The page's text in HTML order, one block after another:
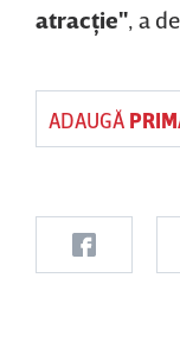
atracţie", a
ADAUGĂ